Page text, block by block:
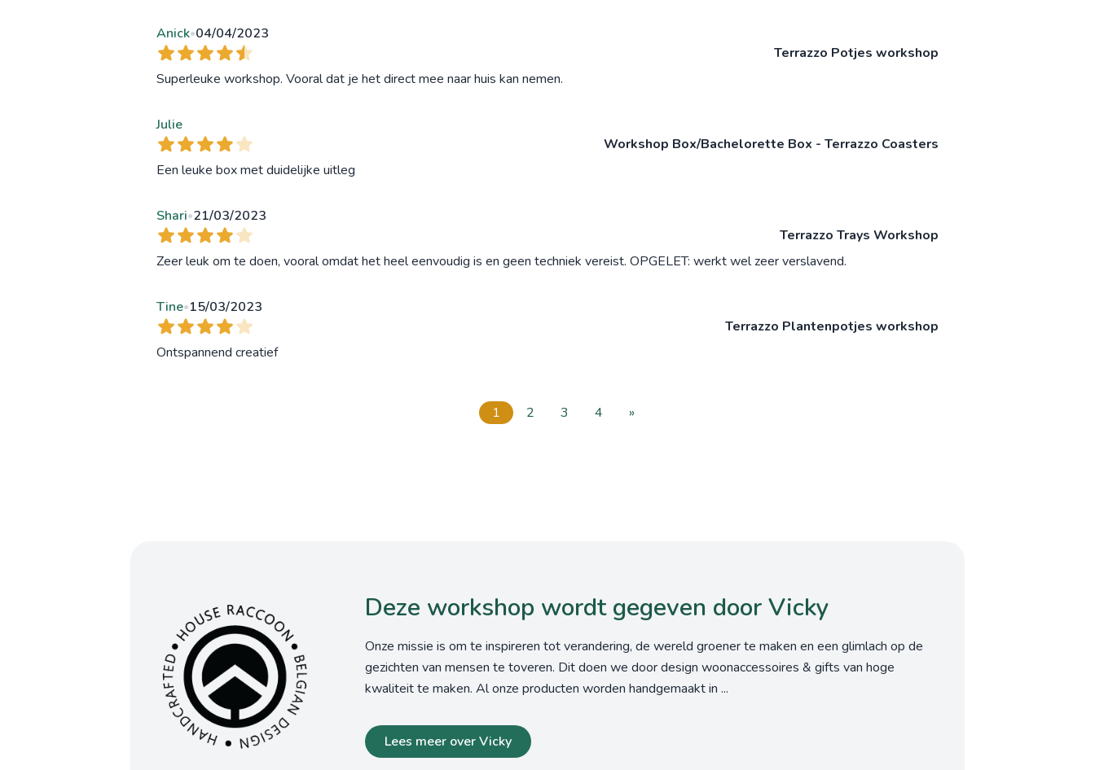
Anick•04/04/2023
Terrazzo Potjes workshop
Superleuke workshop. Vooral dat je het direct mee naar huis kan nemen.
Julie
Workshop Box/Bachelorette Box - Terrazzo Coasters
Een leuke box met duidelijke uitleg
Shari•21/03/2023
Terrazzo Trays Workshop
Zeer leuk om te doen, vooral omdat het heel eenvoudig is en geen techniek vereist. OPGELET: werkt wel zeer verslavend.
Tine•15/03/2023
Terrazzo Plantenpotjes workshop
Ontspannend creatief
1 2 3 4 »
Deze workshop wordt gegeven door Vicky
Onze missie is om te inspireren tot verandering, de wereld groener te maken en een glimlach op de
gezichten van mensen te toveren. Dit doen we door design woonaccessoires & gifts van hoge
kwaliteit te maken. Al onze producten worden handgemaakt in ...
Lees meer over Vicky